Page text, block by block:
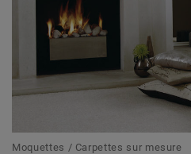
Moquettes / Carpettes sur mesure